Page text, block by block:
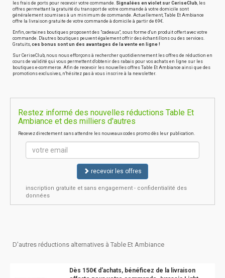
les frais de ports pour recevoir votre commande. Signalées en violet sur CeriseClub, les
offres permettant la gratuité du transport de votre commande à votre domicile sont
généralement soumises à un minimum de commande. Actuellement, Table Et Ambiance
offre la livraison gratuite de votre commande à domicile à partir de 69€.
Enfin, certaines boutiques proposent des "cadeaux", sous forme d'un produit offert avec votre
commande. D'autres boutiques peuvent également offrir des échantillons ou des services.
Gratuits, ces bonus sont un des avantages de la vente en ligne !
Sur CeriseClub, nous nous efforçons à rechercher quotidiennement les offres de réduction en
cours de validité qui vous permettent d'obtenir des rabais pour vos achats en ligne sur les
boutiques e-commerce. Afin de recevoir les nouvelles offres Table Et Ambiance ainsi que des
promotions exclusives, n'hésitez pas à vous inscrire à la newsletter.
Restez informé des nouvelles réductions Table Et
Ambiance et des milliers d'autres
Recevez directement sans attendre les nouveaux codes promo dès leur publication.
recevoir les offres
inscription gratuite et sans engagement - confidentialité des
données
D'autres réductions alternatives à Table Et Ambiance
Dès 150€ d'achats, bénéficez de la livraison